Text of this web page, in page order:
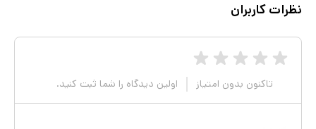
نظرات کاربران
تاکنون بدون امتیاز اولین دیدگاه را شما ثبت کنید.